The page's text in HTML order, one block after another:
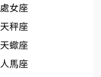
處女座
天秤座
天蠍座
人馬座